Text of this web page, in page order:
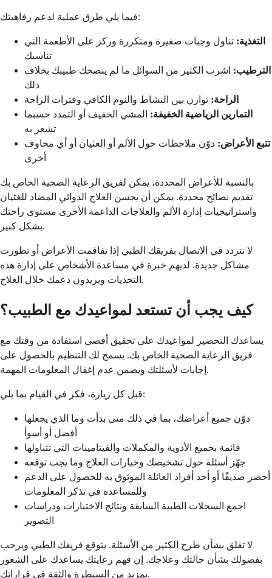
فيما يلي طرق عملية لدعم رفاهيتك:
التغذية: تناول وجبات صغيرة ومتكررة وركز على الأطعمة التي
تناسبك
الترطيب: اشرب الكثير من السوائل ما لم ينصحك طبيبك بخلاف
ذلك
الراحة: توازن بين النشاط والنوم الكافي وفترات الراحة
التمارين الرياضية الخفيفة: المشي الخفيف أو التمدد حسبما
تشعر به
تتبع الأعراض: دوّن ملاحظات حول الألم أو الغثيان أو أي مخاوف
أخرى
بالنسبة للأعراض المحددة، يمكن لفريق الرعاية الصحية الخاص بك
تقديم نصائح محددة. يمكن أن يحسن العلاج الدوائي المضاد للغثيان
واستراتيجيات إدارة الألم والعلاجات الداعمة الأخرى مستوى راحتك
بشكل كبير.
لا تتردد في الاتصال بفريقك الطبي إذا تفاقمت الأعراض أو تطورت
مشاكل جديدة. لديهم خبرة في مساعدة الأشخاص على إدارة هذه
التحديات ويريدون دعمك خلال العلاج.
كيف يجب أن تستعد لمواعيدك مع الطبيب؟
يساعدك التحضير لمواعيدك على تحقيق أقصى استفادة من وقتك مع
فريق الرعاية الصحية الخاص بك. يسمح لك التنظيم بالحصول على
إجابات لأسئلتك ويضمن عدم إغفال المعلومات المهمة.
قبل كل زيارة، فكر في القيام بما يلي:
دوّن جميع أعراضك، بما في ذلك متى بدأت وما الذي يجعلها
أفضل أو أسوأ
قائمة بجميع الأدوية والمكملات والفيتامينات التي تتناولها
جهّز أسئلة حول تشخيصك وخيارات العلاج وما يجب توقعه
أحضر صديقًا أو أحد أفراد العائلة الموثوق به للحصول على الدعم
وللمساعدة في تذكر المعلومات
اجمع السجلات الطبية السابقة ونتائج الاختبارات ودراسات
التصوير
لا تقلق بشأن طرح الكثير من الأسئلة. يتوقع فريقك الطبي ويرحب
بفضولك بشأن حالتك وعلاجك. إن فهم رعايتك يساعدك على الشعور
بمزيد من السيطرة والثقة في قراراتك.